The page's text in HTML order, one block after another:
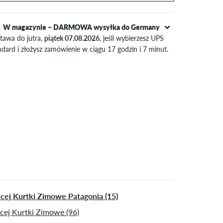
48 94-99 81-86 94-99
50/52 100-106 87-93 100-106
W magazynie – DARMOWA wysyłka do Germany
do jutra,piątek 07.08.2026, jeśli wybierzesz UPS
Standard i złożysz zamówienie w ciągu 17 godzin i 7 minut.
Kurtki Zimowe Patagonia (15)
Kurtki Zimowe (96)